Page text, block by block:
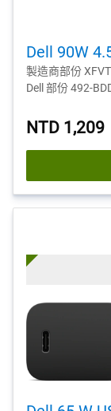
Dell 90W
製造商部份
Dell 部份 492-
NTD 1,209